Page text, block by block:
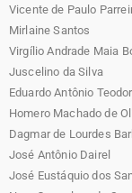
Vicente de Paulo
Mirlaine Santos
Virgílio Andrade Maia
Juscelino da Silva
Eduardo Antônio
Homero Machado de
Dagmar de Lourdes
José Antônio Dairel
José Eustáquio dos